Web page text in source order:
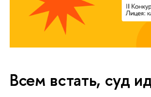
Всем встать, суд